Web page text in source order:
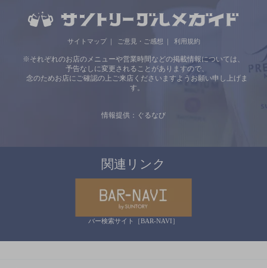
サイトマップ ご意見・ご感想 利用規約
※それぞれのお店のメニューや営業時間などの掲載情報については、
予告なしに変更されることがありますので、
念のためお店にご確認の上ご来店くださいますようお願い申し上げま
す。
情報提供：ぐるなび
関連リンク
バー検索サイト［BAR-NAVI］